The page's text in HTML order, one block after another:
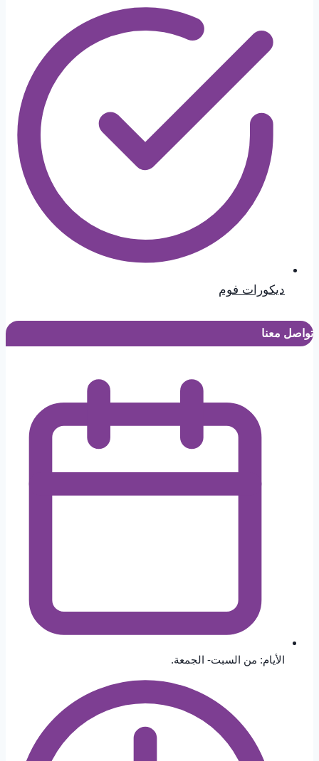
ديكورات فوم
تواصل معنا
الأيام: من السبت- الجمعة.